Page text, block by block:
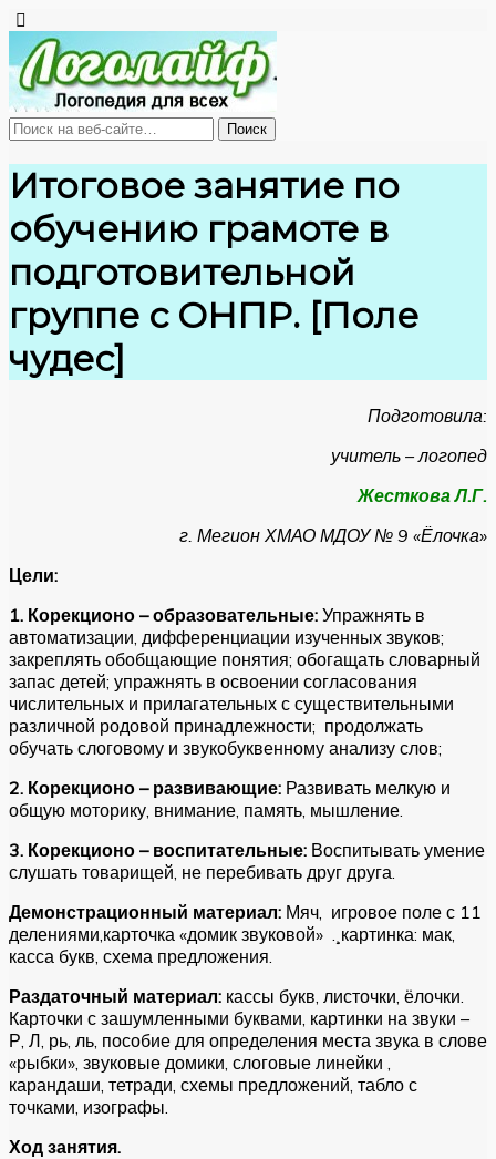
Итоговое занятие по
обучению грамоте в
подготовительной
группе с ОНПР. [Поле
чудес]
Подготовила:
учитель – логопед
Жесткова Л.Г.
г. Мегион ХМАО МДОУ № 9 «Ёлочка»
Цели:
1. Корекционо – образовательные: Упражнять в
автоматизации, дифференциации изученных звуков;
закреплять обобщающие понятия; обогащать словарный
запас детей; упражнять в освоении согласования
числительных и прилагательных с существительными
различной родовой принадлежности; продолжать
обучать слоговому и звукобуквенному анализу слов;
2. Корекционо – развивающие: Развивать мелкую и
общую моторику, внимание, память, мышление.
3. Корекционо – воспитательные: Воспитывать умение
слушать товарищей, не перебивать друг друга.
Демонстрационный материал: Мяч, игровое поле с 11
делениями,карточка «домик звуковой» .¸картинка: мак,
касса букв, схема предложения.
Раздаточный материал: кассы букв, листочки, ёлочки.
Карточки с зашумленными буквами, картинки на звуки –
Р, Л, рь, ль, пособие для определения места звука в слове
«рыбки», звуковые домики, слоговые линейки ,
карандаши, тетради, схемы предложений, табло с
точками, изографы.
Ход занятия.